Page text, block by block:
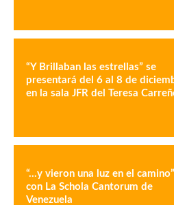
“Y Brillaban las estrellas” se
presentará del 6 al 8 de
en la sala JFR del Teresa
“…y vieron una luz en el camino”
con La Schola Cantorum de
Venezuela